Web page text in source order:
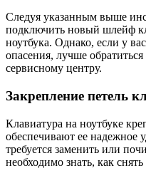
Следуя указанным выше
подключить новый шлейф
ноутбука. Однако, если у
опасения, лучше
сервисному центру.
Закрепление петель
Клавиатура на ноутбуке
обеспечивают ее надежное
требуется заменить или
необходимо знать, как